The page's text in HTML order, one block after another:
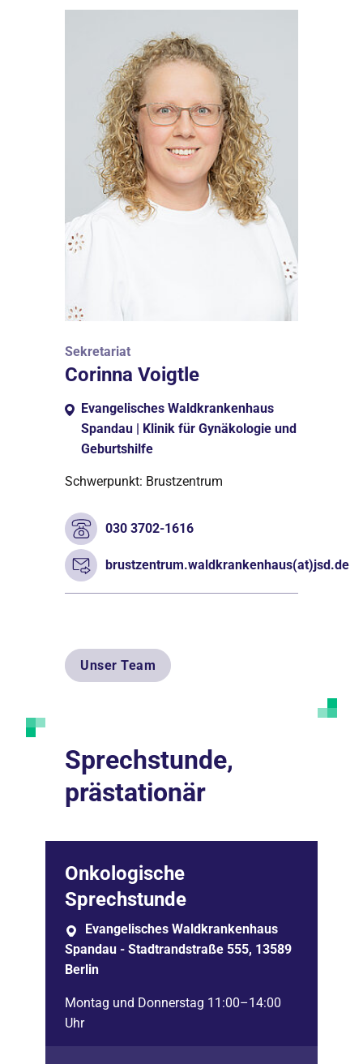
Sekretariat
Corinna Voigtle
Evangelisches Waldkrankenhaus
Spandau | Klinik für Gynäkologie und
Geburtshilfe
Schwerpunkt: Brustzentrum
030 3702-1616
brustzentrum.waldkrankenhaus(at)jsd.de
Unser Team
Sprechstunde,
prästationär
Onkologische
Sprechstunde
Evangelisches Waldkrankenhaus
Spandau - Stadtrandstraße 555, 13589
Berlin
Montag und Donnerstag 11:00–14:00
Uhr